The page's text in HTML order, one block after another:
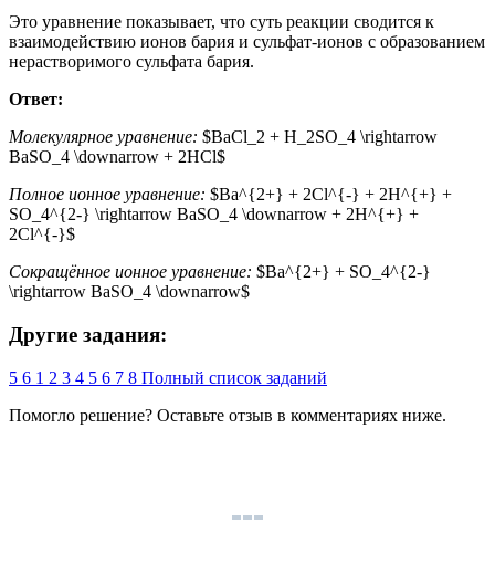
Это уравнение показывает, что суть реакции сводится к
взаимодействию ионов бария и сульфат-ионов с образованием
нерастворимого сульфата бария.
Ответ:
Молекулярное уравнение: $BaCl_2 + H_2SO_4 \rightarrow
BaSO_4 \downarrow + 2HCl$
Полное ионное уравнение: $Ba^{2+} + 2Cl^{-} + 2H^{+} +
SO_4^{2-} \rightarrow BaSO_4 \downarrow + 2H^{+} +
2Cl^{-}$
Сокращённое ионное уравнение: $Ba^{2+} + SO_4^{2-}
\rightarrow BaSO_4 \downarrow$
Другие задания:
5 6 1 2 3 4 5 6 7 8 Полный список заданий
Помогло решение? Оставьте отзыв в комментариях ниже.